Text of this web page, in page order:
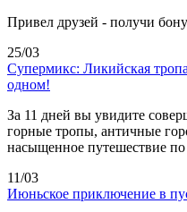
Привел друзей - получи
25/03
Супермикс: Ликийская
одном!
За 11 дней вы увидите
горные тропы, античные
насыщенное путешествие
11/03
Июньское приключение в